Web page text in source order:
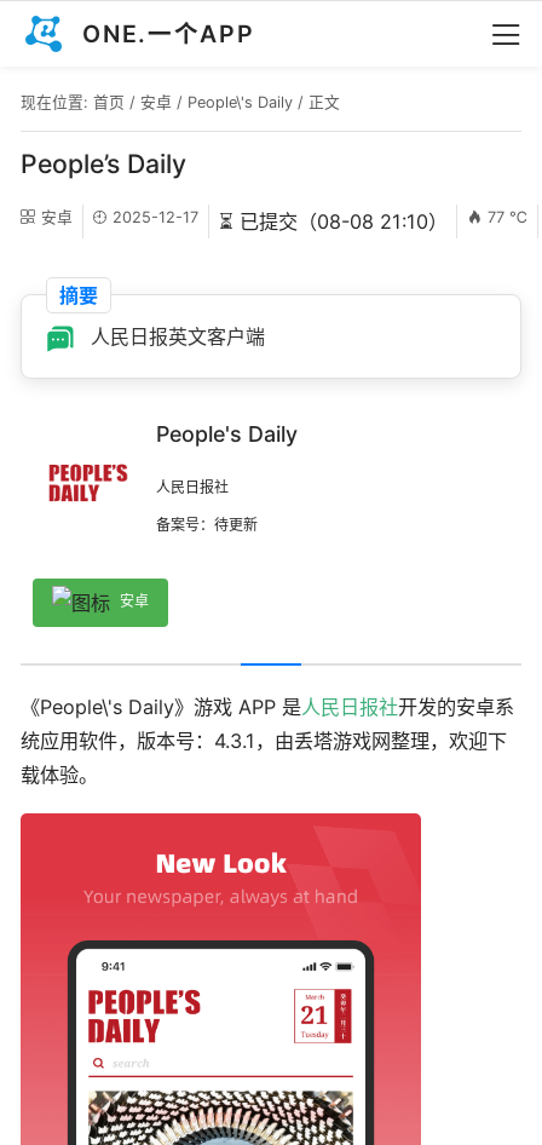
ONE.一个APP
现在位置: 首页 / 安卓 / People\'s Daily / 正文
People’s Daily
安卓 2025-12-17 ⏳ 已提交（08-08 21:10） 77 ℃
摘要
人民日报英文客户端
People's Daily
人民日报社
备案号：待更新
安卓
《People\'s Daily》游戏 APP 是人民日报社开发的安卓系
统应用软件，版本号：4.3.1，由丢塔游戏网整理，欢迎下
载体验。